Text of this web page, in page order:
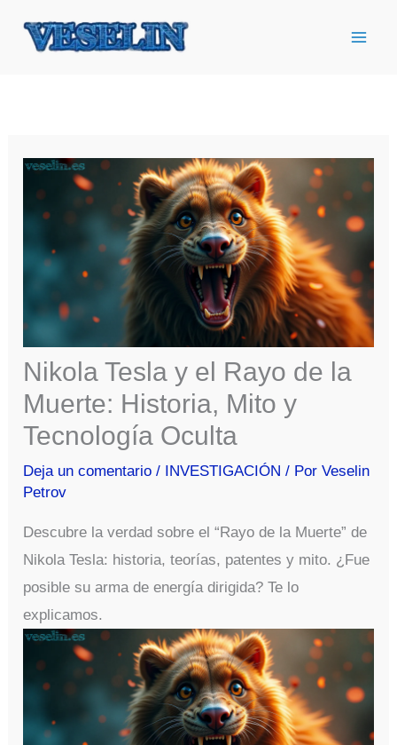
Nikola Tesla y el Rayo de la
Muerte: Historia, Mito y
Tecnología Oculta
Deja un comentario / INVESTIGACIÓN / PorVeselin
Petrov
Descubre la verdad sobre el “Rayo de la Muerte” de
Nikola Tesla: historia, teorías, patentes y mito. ¿Fue
posible su arma de energía dirigida? Te lo
explicamos.